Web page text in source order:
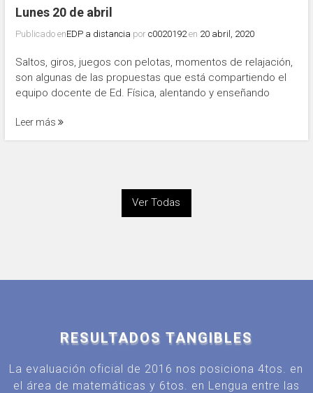
Lunes 20 de abril
Publicado enEDP a distancia por c0020192 en 20 abril, 2020
Saltos, giros, juegos con pelotas, momentos de relajación,
son algunas de las propuestas que está compartiendo el
equipo docente de Ed. Física, alentando y enseñando
Leer más
Ver Todas
RESULTADOS TANGIBLES
La evaluación oficial de 2016 nos posiciona 4tos. en
el área de matemáticas y 6tos. en Lengua entre las